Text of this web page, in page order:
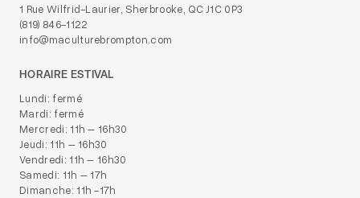
1 Rue Wilfrid-Laurier, Sherbrooke, QC J1C 0P3
(819) 846-1122
info@maculturebrompton.com
HORAIRE ESTIVAL
Lundi: fermé
Mardi: fermé
Mercredi: 11h – 16h30
Jeudi: 11h – 16h30
Vendredi: 11h – 16h30
Samedi: 11h – 17h
Dimanche: 11h -17h